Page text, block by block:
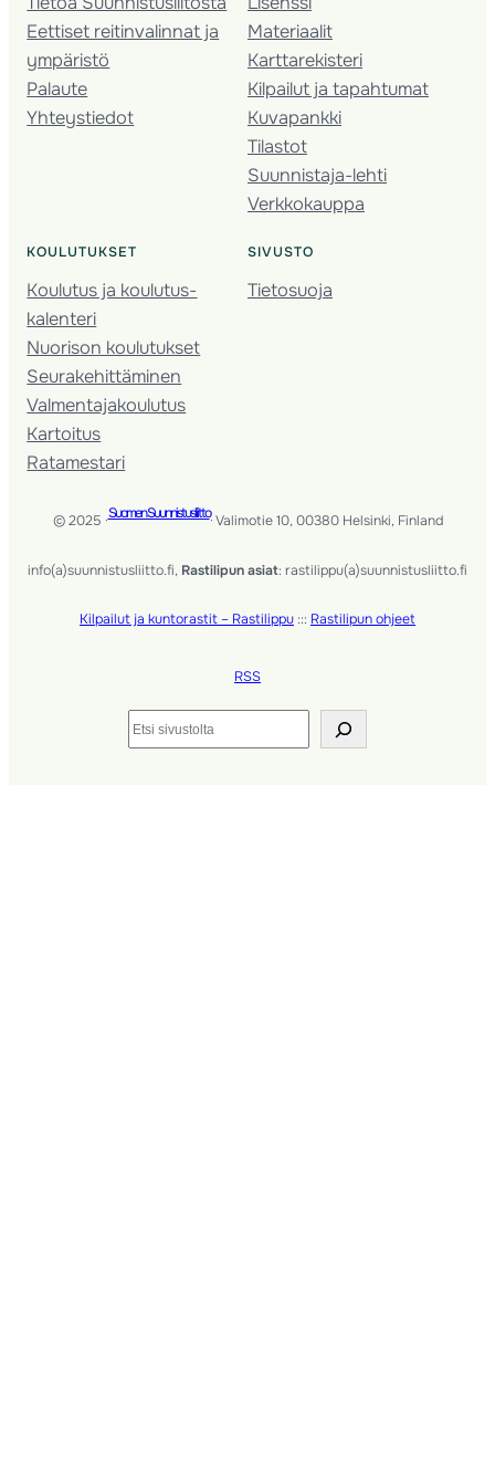
Eettiset reitinvalinnat ja
ympäristö
Palaute
Yhteystiedot
Materiaalit
Karttarekisteri
Kilpailut ja tapahtumat
Kuvapankki
Tilastot
Suunnistaja-lehti
Verkkokauppa
KOULUTUKSET
Koulutus ja koulutus­
kalenteri
Nuorison koulutukset
Seura­kehittäminen
Valmentaja­koulutus
Kartoitus
Ratamestari
SIVUSTO
Tietosuoja
© 2025 ·Suomen Suunnistusliitto· Valimotie 10, 00380 Helsinki, Finland
info(a)suunnistusliitto.fi, Rastilipun asiat: rastilippu(a)suunnistusliitto.fi
Kilpailut ja kuntorastit – Rastilippu ::: Rastilipun ohjeet
RSS
Etsi